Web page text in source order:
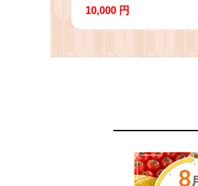
わりセット
10,000 円